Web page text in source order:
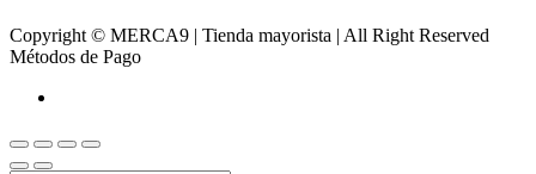
Copyright © MERCA9 | Tienda mayorista | All Right Reserved
Métodos de Pago